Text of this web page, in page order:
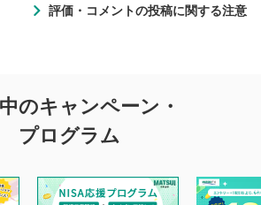
評価・コメントの投稿に関する注意
に関する注意
コンテンツに、評価およびコメントの
者は以下の注意事項をご理解のうえ、
のキャンペーン・
プログラム